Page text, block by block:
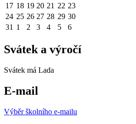
17 18 19 20 21 22 23
24 25 26 27 28 29 30
31 1 2 3 4 5 6
Svátek a výročí
Svátek má Lada
E-mail
Výběr školního e-mailu